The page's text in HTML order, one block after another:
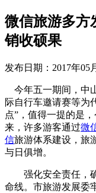
微信旅游多方
销收硕果
发布日期： 2017年05
今年五一期间，中
际自行车邀请赛等为
点”，值得一提的是，
来，许多游客通过微
信旅游体系建设，旅
与日俱增。
强化安全责任，确
命线。市旅游发展委